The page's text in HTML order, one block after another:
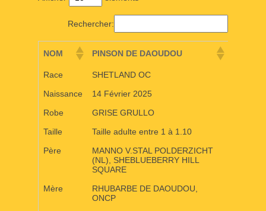
Rechercher:
NOM PINSON DE DAOUDOU
Race
SHETLAND OC
Naissance
14 Février 2025
Robe
GRISE GRULLO
Taille
Taille adulte entre 1 à 1.10
Père
MANNO V.STAL POLDERZICHT
(NL), SHEBLUEBERRY HILL
SQUARE
Mère
RHUBARBE DE DAOUDOU,
ONCP